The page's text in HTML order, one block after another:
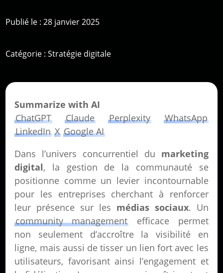
Publié le : 28 janvier 2025
Catégorie :Stratégie digitale
Summarize with AI
ChatGPT
Claude Perplexity
WhatsApp
LinkedIn X Google AI
Dans l’univers concurrentiel du marketing
digital, la gestion de la communauté se
positionne comme un levier incontournable
pour les entreprises cherchant à renforcer
leur présence sur les médias sociaux. Un
community managementefficace permet
non seulement d’accroître la visibilité en
ligne, mais aussi de tisser un lien fort avec les
utilisateurs, favorisant ainsi l’engagement et